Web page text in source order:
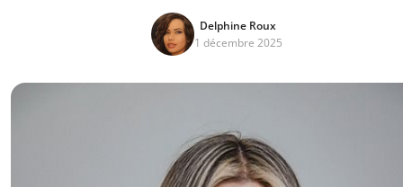
Delphine Roux
1 décembre 2025